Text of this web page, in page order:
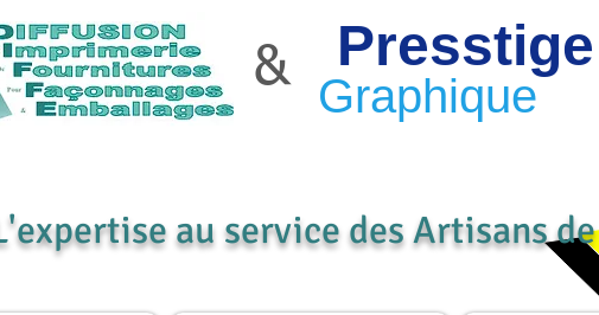
& Presstige
Graphique
au service des Artisans